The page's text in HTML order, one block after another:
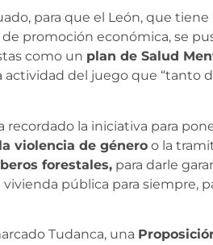
para que el León, que tiene
promoción económica, se
como un plan de Salud
actividad del juego que “tanto
recordado la iniciativa para
violencia de género o la
forestales, para darle
vivienda pública para siempre,
Tudanca, una